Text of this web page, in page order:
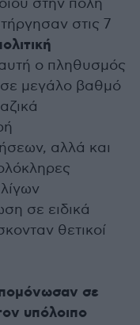
στην πόλη
στις 7
ο πληθυσμός
σε μεγάλο βαθμό
αλλά και
σε ειδικά
θετικοί
σε
υπόλοιπο